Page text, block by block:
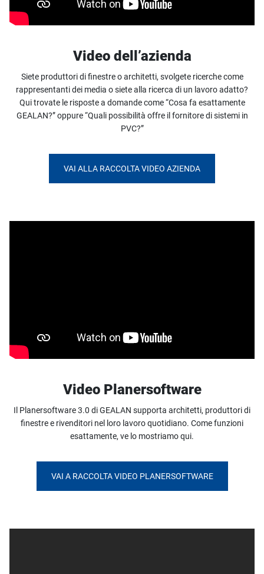
Video dell’azienda
Siete produttori di finestre o architetti, svolgete ricerche come
rappresentanti dei media o siete alla ricerca di un lavoro adatto?
Qui trovate le risposte a domande come “Cosa fa esattamente
GEALAN?” oppure “Quali possibilità offre il fornitore di sistemi in
PVC?”
VAI ALLA RACCOLTA VIDEO AZIENDA
Video Planersoftware
Il Planersoftware 3.0 di GEALAN supporta architetti, produttori di
finestre e rivenditori nel loro lavoro quotidiano. Come funzioni
esattamente, ve lo mostriamo qui.
VAI A RACCOLTA VIDEO PLANERSOFTWARE